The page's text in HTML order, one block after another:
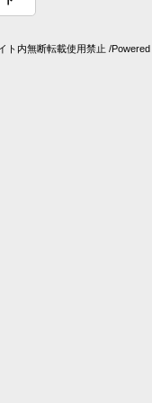
ト内無断転載使用禁止 /